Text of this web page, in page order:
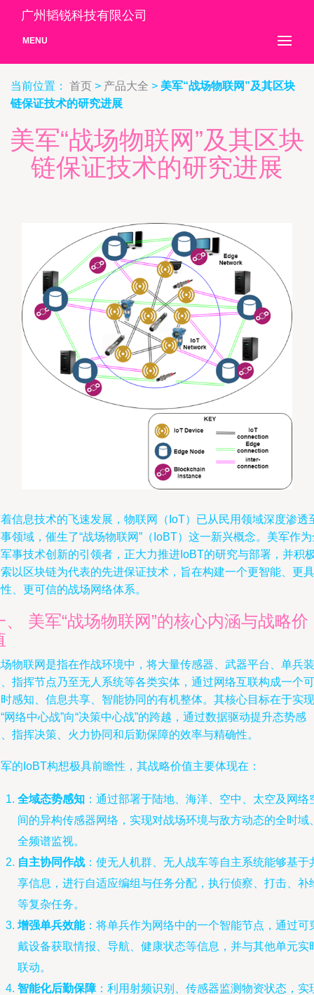
广州韬锐科技有限公司
MENU
当前位置： 首页 > 产品大全 > 美军“战场物联网”及其区块
链保证技术的研究进展
美军“战场物联网”及其区块
链保证技术的研究进展
信息技术的飞速发展，物联网（IoT）已从民用领域深度渗透
领域，催生了“战场物联网”（IoBT）这一新兴概念。美军作
事技术创新的引领者，正大力推进IoBT的研究与部署，并积
以区块链为代表的先进保证技术，旨在构建一个更智能、更具
、更可信的战场网络体系。
、 美军“战场物联网”的核心内涵与战略价
物联网是指在作战环境中，将大量传感器、武器平台、单兵装
指挥节点乃至无人系统等各类实体，通过网络互联构成一个可
感知、信息共享、智能协同的有机整体。其核心目标在于实现
网络中心战”向“决策中心战”的跨越，通过数据驱动提升态势感
指挥决策、火力协同和后勤保障的效率与精确性。
的IoBT构想极具前瞻性，其战略价值主要体现在：
全域态势感知 ：通过部署于陆地、海洋、空中、太空及网络
间的异构传感器网络，实现对战场环境与敌方动态的全时域
全频谱监视。
自主协同作战 ：使无人机群、无人战车等自主系统能够基于
享信息，进行自适应编组与任务分配，执行侦察、打击、补
等复杂任务。
增强单兵效能：将单兵作为网络中的一个智能节点，通过可
戴设备获取情报、导航、健康状态等信息，并与其他单元实
联动。
智能化后勤保障：利用射频识别、传感器监测物资状态，实